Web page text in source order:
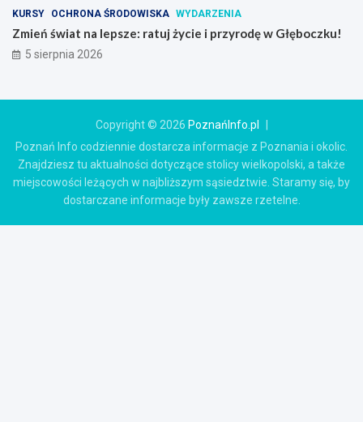
KURSY OCHRONA ŚRODOWISKA WYDARZENIA
Zmień świat na lepsze: ratuj życie i przyrodę w Głęboczku!
5 sierpnia 2026
Copyright © 2026 PoznańInfo.pl
Poznań Info codziennie dostarcza informacje z Poznania i okolic.
Znajdziesz tu aktualności dotyczące stolicy wielkopolski, a także
miejscowości leżących w najbliższym sąsiedztwie. Staramy się, by
dostarczane informacje były zawsze rzetelne.